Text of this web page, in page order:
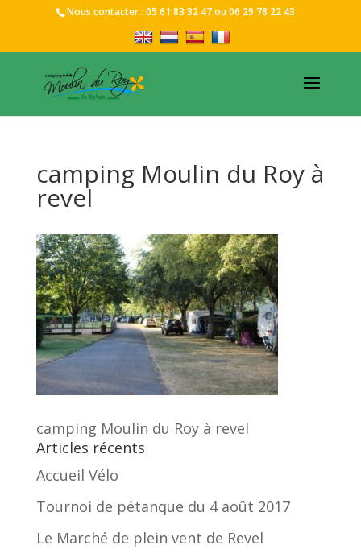
Nous contacter : 05 61 83 32 47ou06 29 78 22 43
camping Moulin du Roy à
revel
camping Moulin du Roy à revel
Articles récents
Accueil Vélo
Tournoi de pétanque du 4 août 2017
Le Marché de plein vent de Revel